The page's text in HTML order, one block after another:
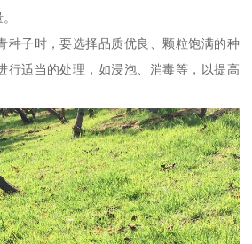
种子时，要选择品质优良、颗粒饱满的种
行适当的处理，如浸泡、消毒等，以提高